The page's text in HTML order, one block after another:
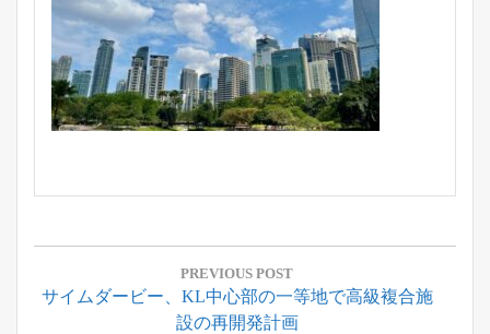
投
ナ
PREVIOUS POST
Previous
サイムダービー、KL中心部の一等地で高級複合施
設の再開発計画